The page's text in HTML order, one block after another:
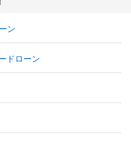
ン
ドローン